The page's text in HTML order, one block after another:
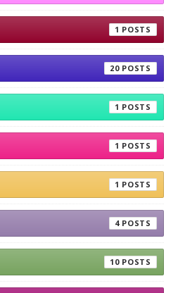
1
20
1
1
1
4
10